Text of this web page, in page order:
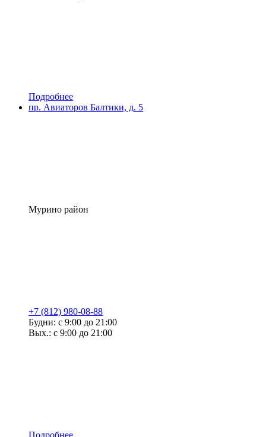
Подробнее
пр. Авиаторов Балтики, д. 5
Мурино район
+7 (812) 980-08-88
Будни: с 9:00 до 21:00
Вых.: с 9:00 до 21:00
Подробнее